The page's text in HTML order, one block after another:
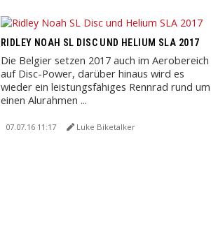
RIDLEY NOAH SL DISC UND HELIUM SLA 2017
Die Belgier setzen 2017 auch im Aerobereich
auf Disc-Power, darüber hinaus wird es
wieder ein leistungsfähiges Rennrad rund um
einen Alurahmen ...
07.07.16 11:17 Luke Biketalker